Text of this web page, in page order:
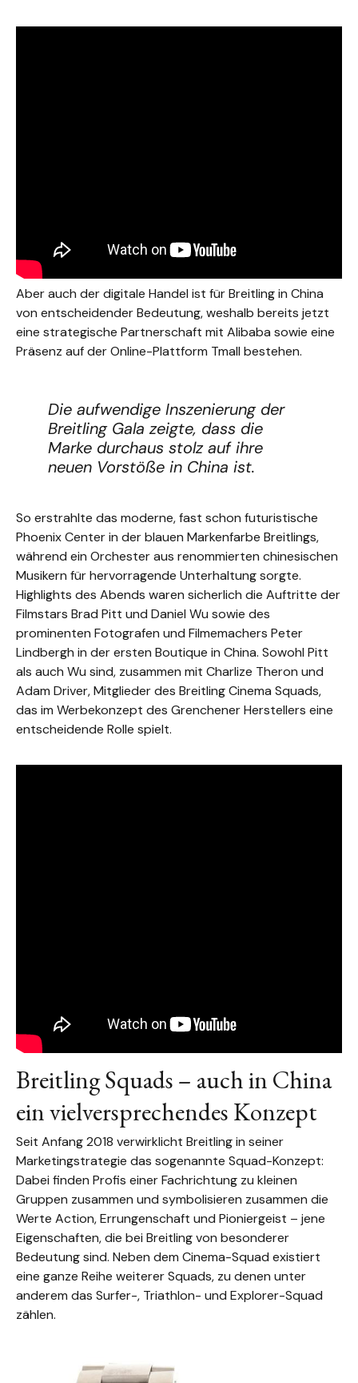
Aber auch der digitale Handel ist für Breitling in China
von entscheidender Bedeutung, weshalb bereits jetzt
eine strategische Partnerschaft mit Alibaba sowie eine
Präsenz auf der Online-Plattform Tmall bestehen.
Die aufwendige Inszenierung der
Breitling Gala zeigte, dass die
Marke durchaus stolz auf ihre
neuen Vorstöße in China ist.
So erstrahlte das moderne, fast schon futuristische
Phoenix Center in der blauen Markenfarbe Breitlings,
während ein Orchester aus renommierten chinesischen
Musikern für hervorragende Unterhaltung sorgte.
Highlights des Abends waren sicherlich die Auftritte der
Filmstars Brad Pitt und Daniel Wu sowie des
prominenten Fotografen und Filmemachers Peter
Lindbergh in der ersten Boutique in China. Sowohl Pitt
als auch Wu sind, zusammen mit Charlize Theron und
Adam Driver, Mitglieder des Breitling Cinema Squads,
das im Werbekonzept des Grenchener Herstellers eine
entscheidende Rolle spielt.
Breitling Squads – auch in China
ein vielversprechendes Konzept
Seit Anfang 2018 verwirklicht Breitling in seiner
Marketingstrategie das sogenannte Squad-Konzept:
Dabei finden Profis einer Fachrichtung zu kleinen
Gruppen zusammen und symbolisieren zusammen die
Werte Action, Errungenschaft und Pioniergeist – jene
Eigenschaften, die bei Breitling von besonderer
Bedeutung sind. Neben dem Cinema-Squad existiert
eine ganze Reihe weiterer Squads, zu denen unter
anderem das Surfer-, Triathlon- und Explorer-Squad
zählen.